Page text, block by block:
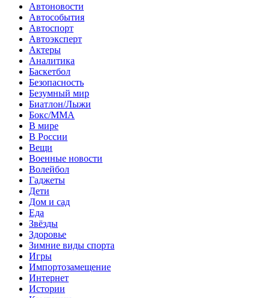
Автоновости
Автособытия
Автоспорт
Автоэксперт
Актеры
Аналитика
Баскетбол
Безопасность
Безумный мир
Биатлон/Лыжи
Бокс/MMA
В мире
В России
Вещи
Военные новости
Волейбол
Гаджеты
Дети
Дом и сад
Еда
Звёзды
Здоровье
Зимние виды спорта
Игры
Импортозамещение
Интернет
Истории